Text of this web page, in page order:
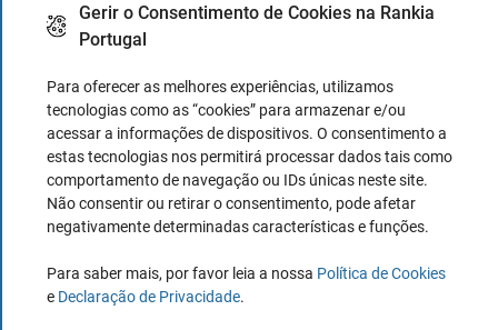
Gerir o Consentimento de Cookies na Rankia
Portugal
Para oferecer as melhores experiências, utilizamos
tecnologias como as “cookies” para armazenar e/ou
acessar a informações de dispositivos. O consentimento a
estas tecnologias nos permitirá processar dados tais como
comportamento de navegação ou IDs únicas neste site.
Não consentir ou retirar o consentimento, pode afetar
negativamente determinadas características e funções.
Para saber mais, por favor leia a nossa Política de Cookies
e Declaração de Privacidade
Barings Bank
Indicadores de Bill Williams: o que são
e como são usados
25 Abril, 2021 Diana Costa
O que é um Bullet Bond?